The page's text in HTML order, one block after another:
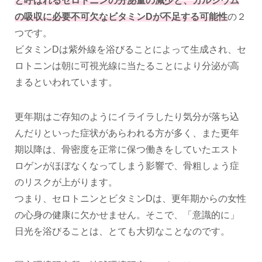
の吸収に必要不可欠なビタミンDが不足する可能性の２
つです。
ビタミンDは紫外線を浴びることによって生成され、セ
ロトニンは朝に可視光線に当たることにより分泌が高
まるといわれています。
更年期はご存知のようにイライラしたり気分が落ち込
んだりといった症状があらわれる方が多く、また更年
期以降は、骨密度を正常に保つ働きをしていたエスト
ロゲンがほぼなくなってしまう影響で、骨粗しょう症
のリスクが上がります。
つまり、セロトニンとビタミンDは、更年期からの女性
の心身の健康に欠かせません。そこで、「意識的に」
日光を浴びることは、とても大切なことなのです。